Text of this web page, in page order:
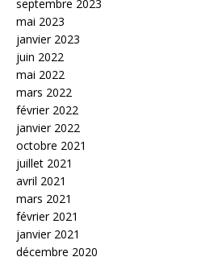
septembre 2023
mai 2023
janvier 2023
juin 2022
mai 2022
mars 2022
février 2022
janvier 2022
octobre 2021
juillet 2021
avril 2021
mars 2021
février 2021
janvier 2021
décembre 2020